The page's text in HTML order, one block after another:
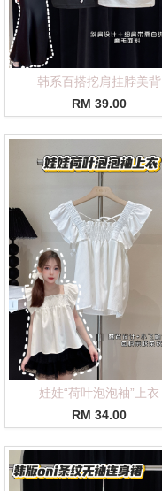
韩系百搭挖肩挂脖美背
RM 39.00
娃娃“荷叶泡泡袖”上衣
RM 34.00